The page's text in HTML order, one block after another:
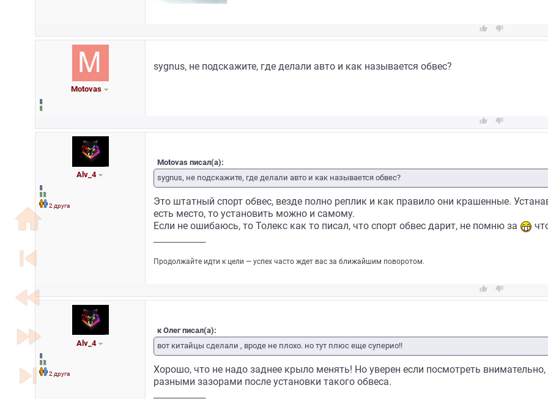
home
skip_previous
fast_rewind
fast_forward
skip_next
 
Motovas
sygnus, не подскажите, где делали авто и как называется обвес?
 
Alv_4
2 друга
Motovas писал(а):
sygnus, не подскажите, где делали авто и как называется обвес?
Это штатный спорт обвес, везде полно реплик и как правило они крашенные.
есть место, то установить можно и самому.
Если не ошибаюсь, то Толекс как то писал, что спорт обвес дарит, не помню за
Продолжайте идти к цели — успех часто ждет вас за ближайшим поворотом.
 
Alv_4
2 друга
к Олег писал(а):
вот китайцы сделали , вроде не плохо. но тут плюс еще суперио!!
Хорошо, что не надо заднее крыло менять! Но уверен если посмотреть внимательно,
разными зазорами после установки такого обвеса.